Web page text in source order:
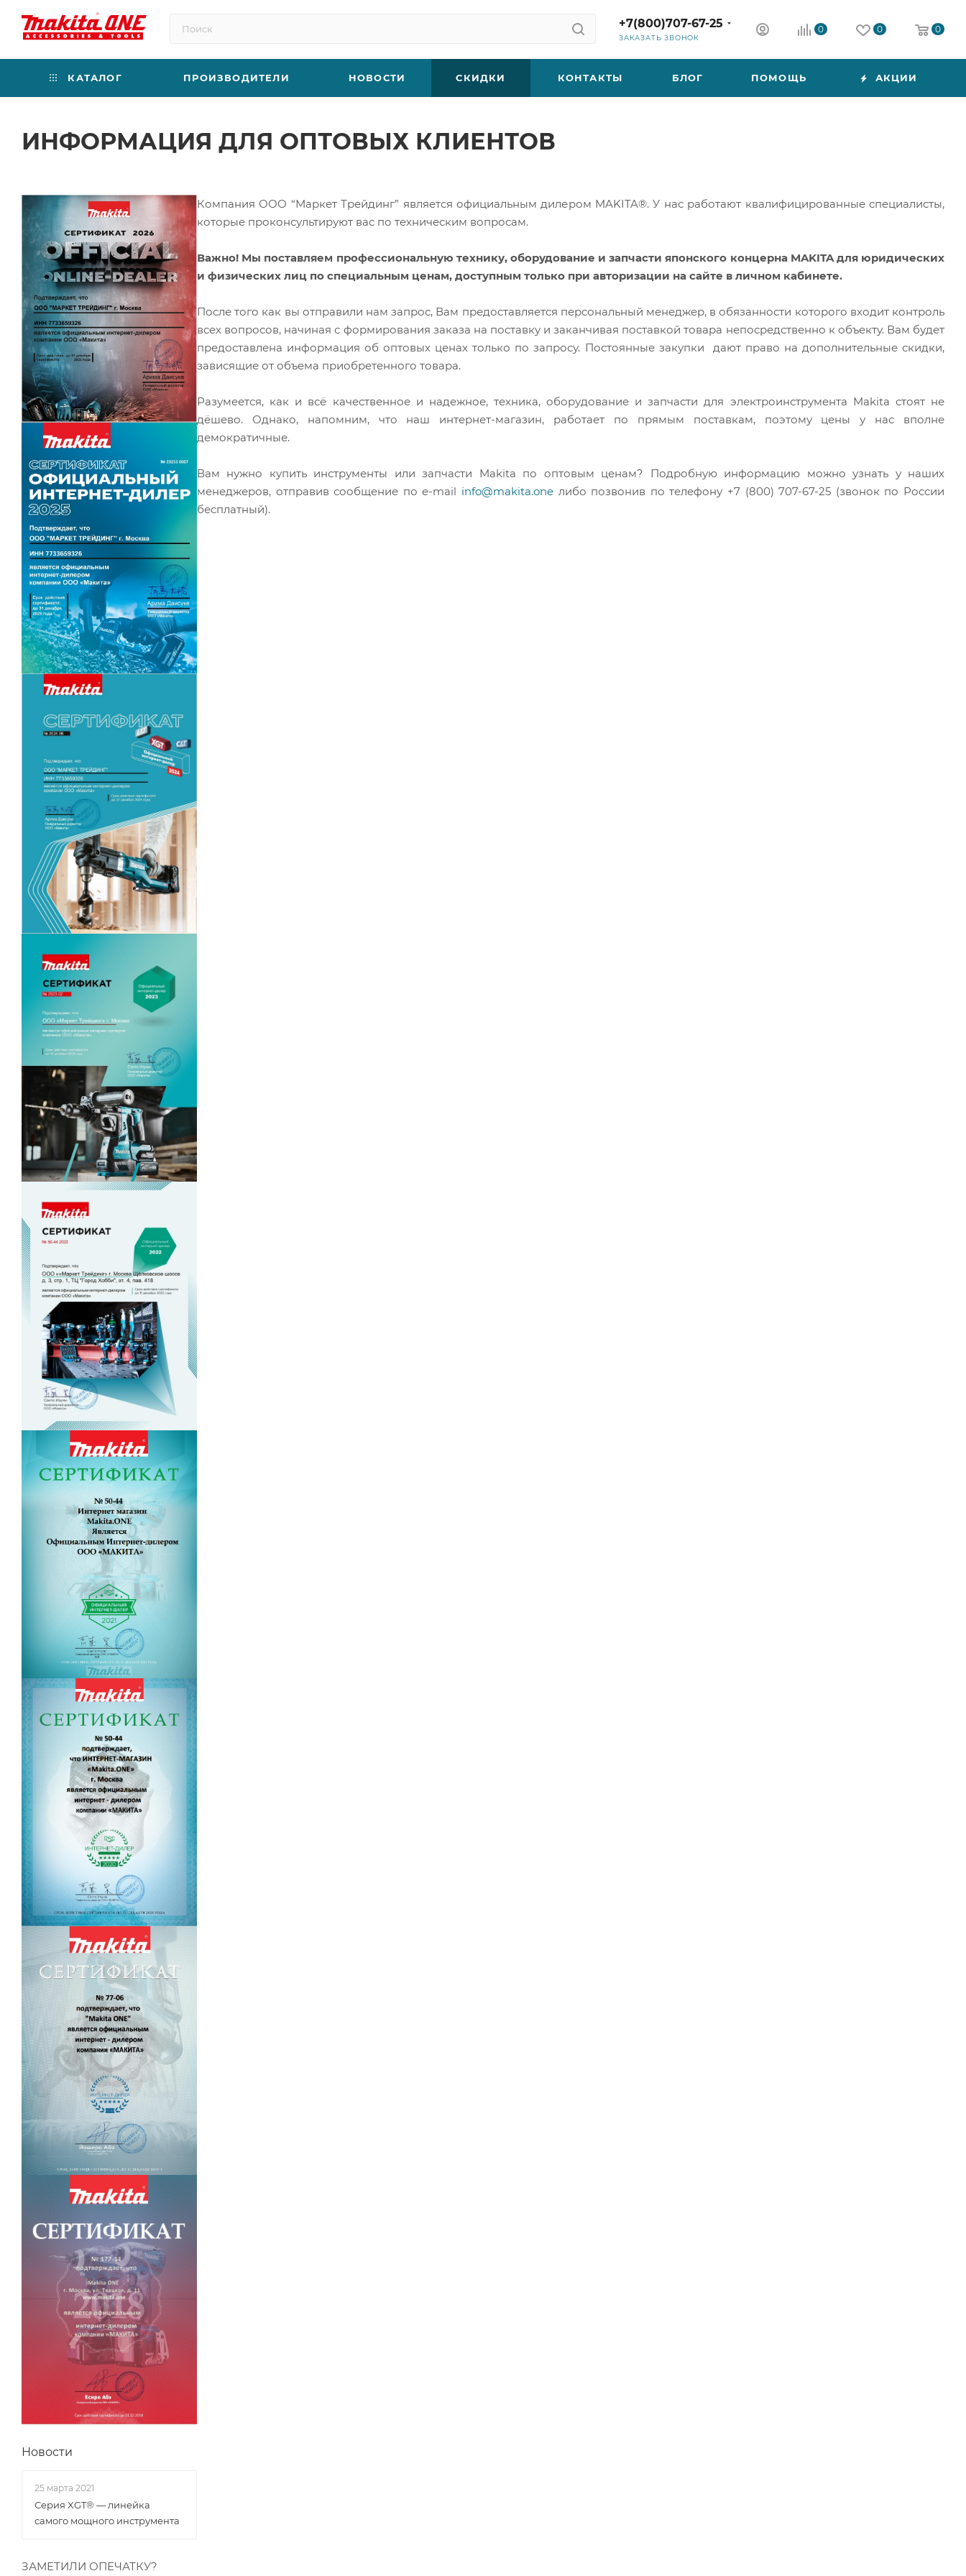
+7(800)707-67-25
ЗАКАЗАТЬ ЗВОНОК
0 0 0
КАТАЛОГ ПРОИЗВОДИТЕЛИ НОВОСТИ СКИДКИ КОНТАКТЫ БЛОГ ПОМОЩЬ АКЦИИ
ИНФОРМАЦИЯ ДЛЯ ОПТОВЫХ КЛИЕНТОВ
Компания ООО “Маркет Трейдинг” является официальным дилером MAKITA®. У нас работают квалифицированные специалисты,
которые проконсультируют вас по техническим вопросам.
Важно! Мы поставляем профессиональную технику, оборудование и запчасти японского концерна MAKITA для юридических
и физических лиц по специальным ценам, доступным только при авторизации на сайте в личном кабинете.
После того как вы отправили нам запрос, Вам предоставляется персональный менеджер, в обязанности которого входит контроль
всех вопросов, начиная с формирования заказа на поставку и заканчивая поставкой товара непосредственно к объекту. Вам будет
предоставлена информация об оптовых ценах только по запросу. Постоянные закупки дают право на дополнительные скидки,
зависящие от объема приобретенного товара.
Разумеется, как и всё качественное и надежное, техника, оборудование и запчасти для электроинструмента Makita стоят не
дёшево. Однако, напомним, что наш интернет-магазин, работает по прямым поставкам, поэтому цены у нас вполне
демократичные.
Вам нужно купить инструменты или запчасти Makita по оптовым ценам? Подробную информацию можно узнать у наших
менеджеров, отправив сообщение по e-mail info@makita.one либо позвонив по телефону +7 (800) 707-67-25 (звонок по России
бесплатный).
Новости
25 марта 2021
Серия XGT® — линейка
самого мощного инструмента
ЗАМЕТИЛИ ОПЕЧАТКУ?